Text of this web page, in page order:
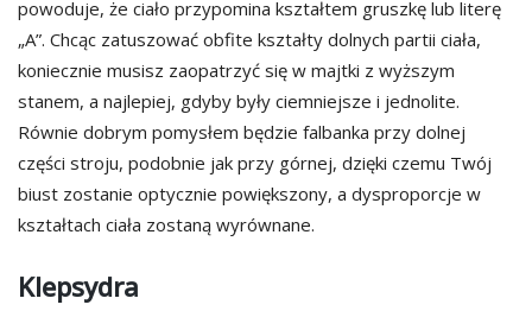
powoduje, że ciało przypomina kształtem gruszkę lub literę
„A”. Chcąc zatuszować obfite kształty dolnych partii ciała,
koniecznie musisz zaopatrzyć się w majtki z wyższym
stanem, a najlepiej, gdyby były ciemniejsze i jednolite.
Równie dobrym pomysłem będzie falbanka przy dolnej
części stroju, podobnie jak przy górnej, dzięki czemu Twój
biust zostanie optycznie powiększony, a dysproporcje w
kształtach ciała zostaną wyrównane.
Klepsydra